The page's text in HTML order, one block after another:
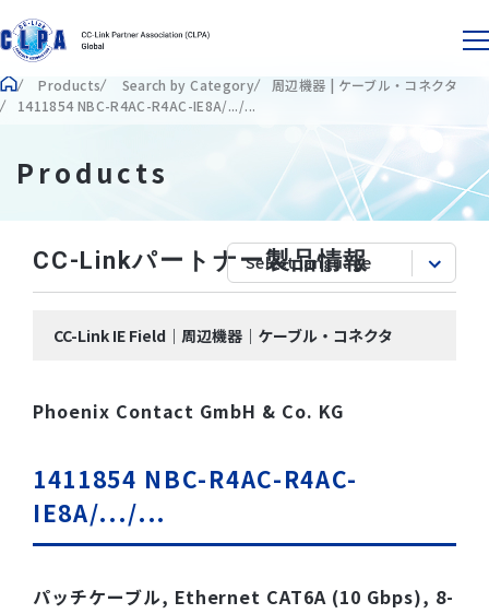
Products Search by Category
周辺機器 | ケーブル・コネクタ
1411854 NBC-R4AC-R4AC-IE8A/.../...
Products
CC-Linkパートナー製品情報
CC-Link IE Field｜周辺機器｜ケーブル・コネクタ
Phoenix Contact GmbH & Co. KG
1411854 NBC-R4AC-R4AC-
IE8A/.../...
パッチケーブル, Ethernet CAT6A (10 Gbps), 8-